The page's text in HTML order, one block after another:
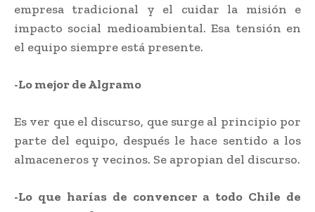
empresa tradicional y el cuidar la misión e
impacto social medioambiental. Esa tensión en
el equipo siempre está presente.
-Lo mejor de Algramo
Es ver que el discurso, que surge al principio por
parte del equipo, después le hace sentido a los
almaceneros y vecinos. Se apropian del discurso.
-Lo que harías de convencer a todo Chile de